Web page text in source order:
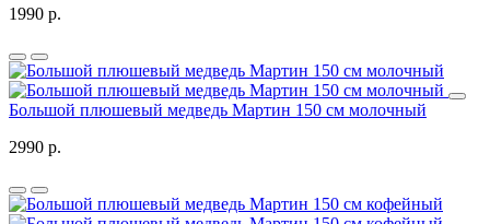
1990 р.
Большой плюшевый медведь Мартин 150 см молочный
2990 р.